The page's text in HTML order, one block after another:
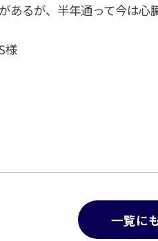
あるが、半年通って今は心
様
一覧